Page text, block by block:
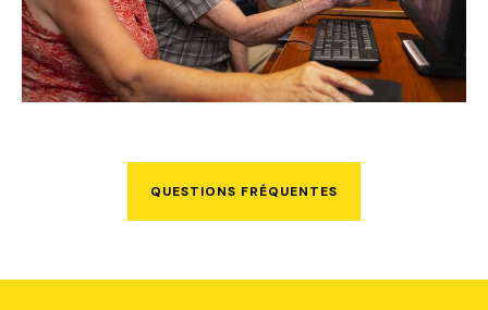
QUESTIONS FRÉQUENTES